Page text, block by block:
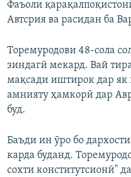
Фаъоли
Автсрия ва расидан ба
Торемуродови 48-сола
зиндагӣ мекард. Вай
мақсади иштирок дар
амнияту ҳамкорӣ дар
буд.
Баъди ин ӯро бо
карда буданд.
сохти конститутсионӣ"